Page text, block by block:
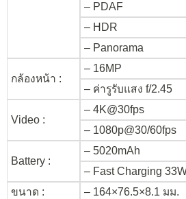
– PDAF
– HDR
– Panorama
กล้องหน้า :
– 16MP
– ค่ารูรับแสง f/2.45
Video :
– 4K@30fps
– 1080p@30/60fps
Battery :
– 5020mAh
– Fast Charging
ขนาด :
– 164×76.5×8.1 มม.